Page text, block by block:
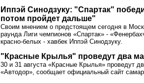
Иппэй Синодзуку: "Спартак"
потом пройдет дальше"
Своим мнением о предстоящем сегодня в
раунда Лиги чемпионов «Спартак» -
красно-белых - хавбек Иппэй Синодзуку.
"Красные Крылья" проведут два
30 и 31 августа «Красные Крылья» проведут
«Автодор», сообщает официальный сайт